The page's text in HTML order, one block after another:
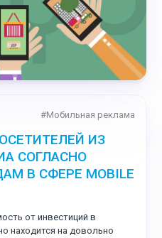
#Мобильная реклама
ИЗ
СОГЛАСНО
В СФЕРЕ MOBILE
от инвестиций в
находится на довольно